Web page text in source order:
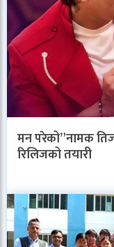
मन परेको”नामक
रिलिजको तयारी